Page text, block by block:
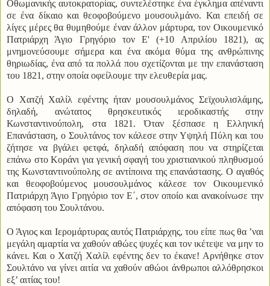
Οθωμανικής αυτοκρατορίας, συντελέστηκε ένα έγκλημα απέναντι
σε ένα δίκαιο και θεοφοβούμενο μουσουλμάνο. Και επειδή σε
λίγες μέρες θα θυμηθούμε έναν άλλον μάρτυρα, τον Οικουμενικό
Πατριάρχη Άγιο Γρηγόριο τον Ε' (+10 Απριλίου 1821), ας
μνημονεύσουμε σήμερα και ένα ακόμα θύμα της ανθρώπινης
θηριωδίας, ένα από τα πολλά που σχετίζονται με την επανάσταση
του 1821, στην οποία οφείλουμε την ελευθερία μας.
Ο Χατζή Χαλίλ εφέντης ήταν μουσουλμάνος Σεϊχουλισλάμης,
δηλαδή, ανώτατος θρησκευτικός ιεροδικαστής στην
Κωνσταντινούπολη, στα 1821. Όταν ξέσπασε η Ελληνική
Επανάσταση, ο Σουλτάνος τον κάλεσε στην Υψηλή Πύλη και του
ζήτησε να βγάλει φετφά, δηλαδή απόφαση που να στηρίζεται
επάνω στο Κοράνι για γενική σφαγή του χριστιανικού πληθυσμού
της Κωνσταντινούπολης σε αντίποινα της επανάστασης. Ο αγαθός
και θεοφοβούμενος μουσουλμάνος κάλεσε τον Οικουμενικό
Πατριάρχη Άγιο Γρηγόριο τον Ε΄, στον οποίο και ανακοίνωσε την
απόφαση του Σουλτάνου.
Ο Άγιος και Ιερομάρτυρας αυτός Πατριάρχης, του είπε πως θα ’ναι
μεγάλη αμαρτία να χαθούν αθώες ψυχές και τον ικέτεψε να μην το
κάνει. Και ο Χατζή Χαλίλ εφέντης δεν το έκανε! Αρνήθηκε στον
Σουλτάνο να γίνει αιτία να χαθούν αθώοι άνθρωποι αλλόθρησκοι
εξ’ αιτίας του!